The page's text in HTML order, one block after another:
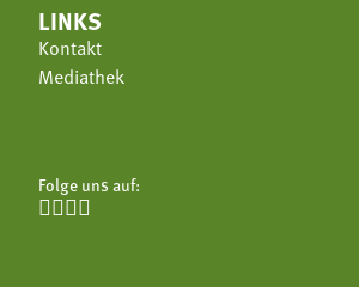
LINKS
Kontakt
Mediathek
Folge uns auf:
